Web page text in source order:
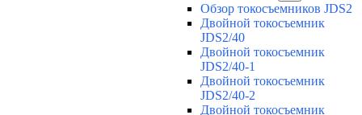
Обзор токосъемников JDS2
Двойной токосъемник
JDS2/40
Двойной токосъемник
JDS2/40-1
Двойной токосъемник
JDS2/40-2
Двойной токосъемник